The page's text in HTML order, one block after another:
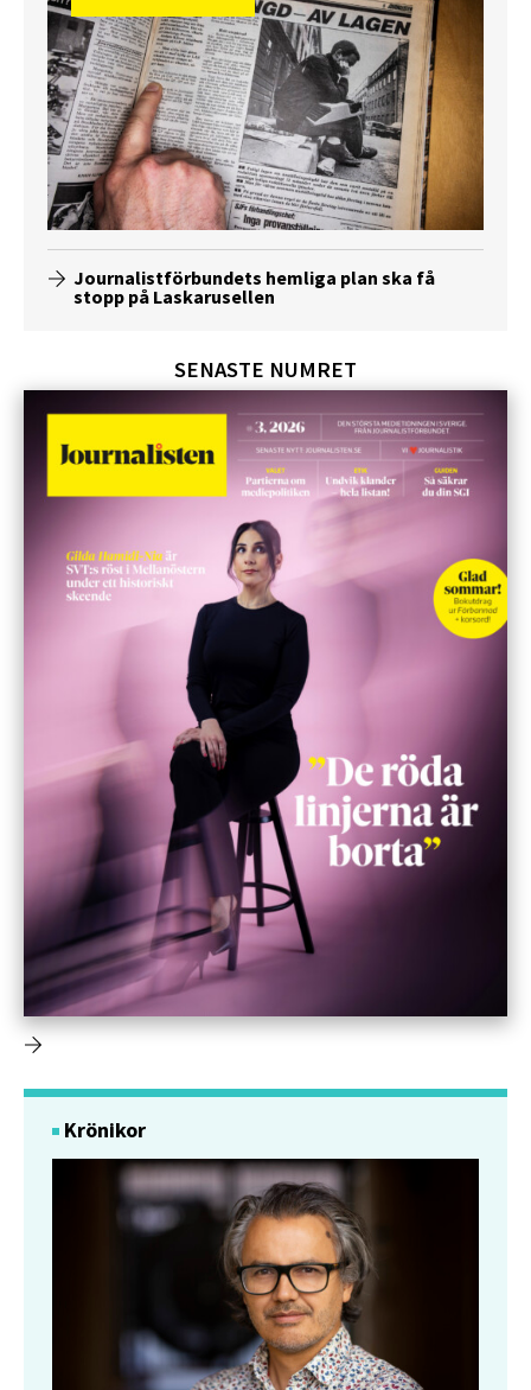
Journalistförbundets hemliga plan ska få
stopp på Laskarusellen
SENASTE NUMRET
Krönikor